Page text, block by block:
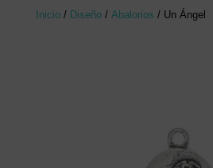
Inicio/ Diseño/ Abalorios / Un Ángel